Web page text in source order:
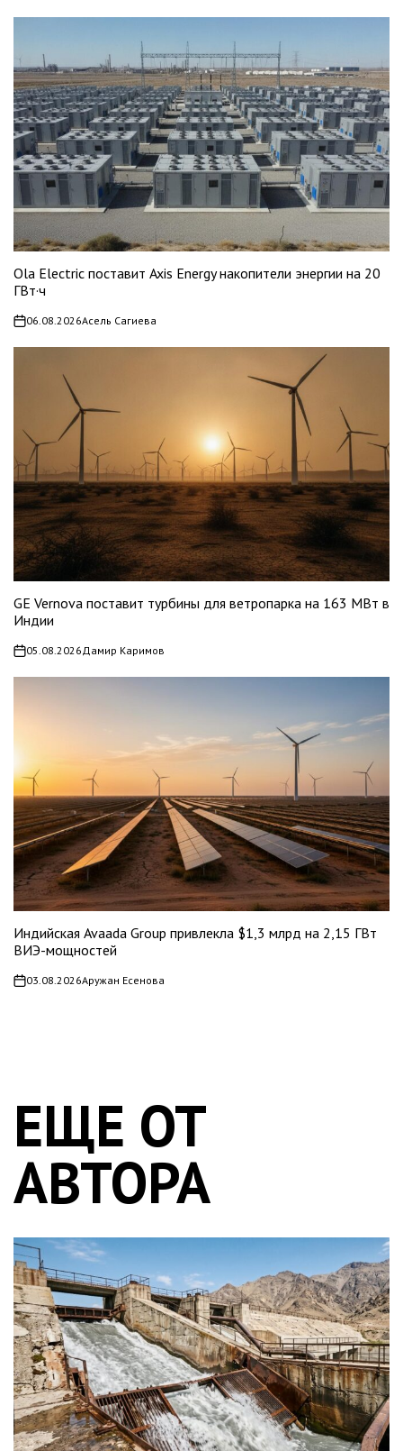
Ola Electric поставит Axis Energy накопители энергии на 20
ГВт·ч
on06.08.2026Асель Сагиева
GE Vernova поставит турбины для ветропарка на 163 МВт в
Индии
on05.08.2026Дамир Каримов
Индийская Avaada Group привлекла $1,3 млрд на 2,15 ГВт
ВИЭ-мощностей
on03.08.2026Аружан Есенова
ЕЩЕ ОТ
АВТОРА